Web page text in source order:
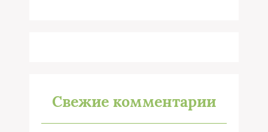
Свежие комментарии